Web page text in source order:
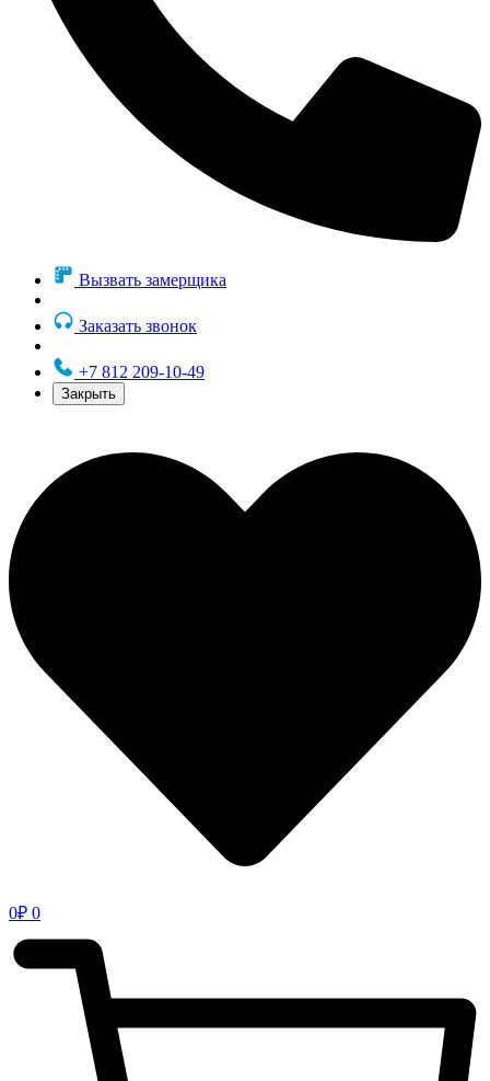
Вызвать замерщика
Заказать звонок
+7 812 209-10-49
Закрыть
0₽ 0